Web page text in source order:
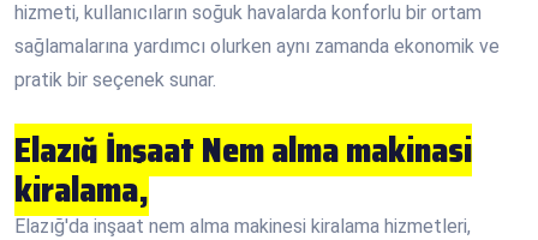
hizmeti, kullanıcıların soğuk havalarda konforlu bir ortam
sağlamalarına yardımcı olurken aynı zamanda ekonomik ve
pratik bir seçenek sunar.
Elazığ İnşaat Nem alma makinasi
kiralama,
Elazığ'da inşaat nem alma makinesi kiralama hizmetleri,